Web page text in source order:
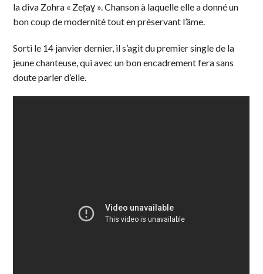
la diva Zohra « Zeṛaɣ ». Chanson à laquelle elle a donné un
bon coup de modernité tout en préservant l’âme.
Sorti le 14 janvier dernier, il s’agit du premier single de la
jeune chanteuse, qui avec un bon encadrement fera sans
doute parler d’elle.